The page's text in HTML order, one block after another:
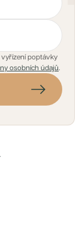
poptávky
osobních údajů.